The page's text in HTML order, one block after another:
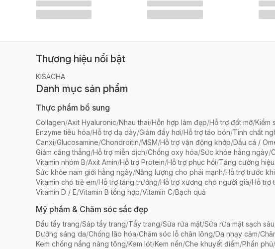
Thương hiệu nổi bật
KISACHA
Danh mục sản phẩm
Thực phẩm bổ sung
Collagen/Axit Hyaluronic/Nhau thai/Hỗn hợp làm đẹp/Hỗ trợ đốt mỡ/Kiểm
Enzyme tiêu hóa/Hỗ trợ dạ dày/Giảm đầy hơi/Hỗ trợ táo bón/Tinh chất
Canxi/Glucosamine/Chondroitin/MSM/Hỗ trợ vận động khớp/Dầu cá /
Giảm căng thẳng/Hỗ trợ miễn dịch/Chống oxy hóa/Sức khỏe hằng ngày/
Vitamin nhóm B/Axit Amin/Hỗ trợ Protein/Hỗ trợ phục hồi/Tăng cường
Sức khỏe nam giới hằng ngày/Năng lượng cho phái mạnh/Hỗ trợ trước
Vitamin cho trẻ em/Hỗ trợ tăng trưởng/Hỗ trợ xương cho người già/Hỗ trợ
Vitamin D / E/Vitamin B tổng hợp/Vitamin C/Bạch quả
Mỹ phẩm & Chăm sóc sắc đẹp
Dầu tẩy trang/Sáp tẩy trang/Tẩy trang/Sữa rửa mặt/Sữa rửa mặt sạch sâu
Dưỡng sáng da/Chống lão hóa/Chăm sóc lỗ chân lông/Da nhạy cảm/
Kem chống nắng nâng tông/Kem lót/Kem nền/Che khuyết điểm/Phấn phủ/